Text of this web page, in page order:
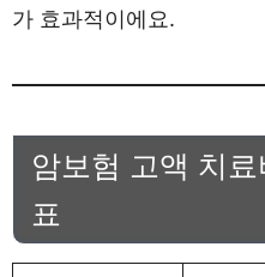
가 효과적이에요.
암보험 고액 치
표